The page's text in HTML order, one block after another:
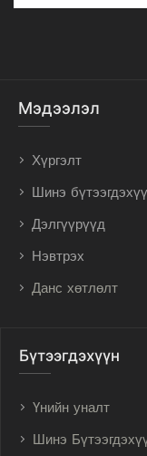
Мэдээлэл
Хүргэлт
Шинэ
Дэлгүүрүүд
Нэвтрэх
Данс хөтлөлт
Бүтээгдэхүүн
Үнийн уналт
Шинэ